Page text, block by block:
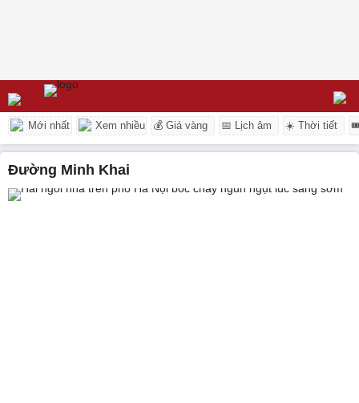
Mới nhất Xem nhiều 💰 Giá vàng 📅 Lịch âm ☀️ Thời tiết
Đường Minh Khai